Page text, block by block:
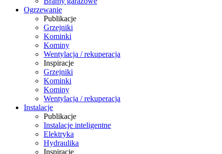
Ogrzewanie
Publikacje
Grzejniki
Kominki
Kominy
Wentylacja / rekuperacja
Inspiracje
Grzejniki
Kominki
Kominy
Wentylacja / rekuperacja
Instalacje
Publikacje
Instalacje inteligentne
Elektryka
Hydraulika
Inspiracje